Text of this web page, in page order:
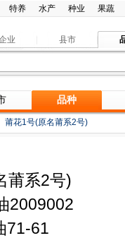
特养 水产 种业 果蔬
业 县市
品种
莆花1号(原名莆系2号)
莆系2号)
2009002
71-61